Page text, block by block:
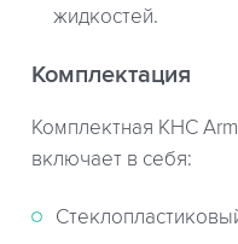
жидкостей.
Комплектация
Комплектная КНС
включает в себя: